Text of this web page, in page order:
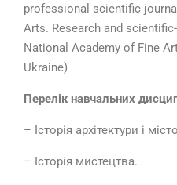
professional scientific
Arts. Research and
National Academy of Fine
Ukraine)
Перелік навчальних
– Історія архітектури і
– Історія мистецтва.